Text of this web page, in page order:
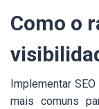
Como o
Implementar
mais comuns